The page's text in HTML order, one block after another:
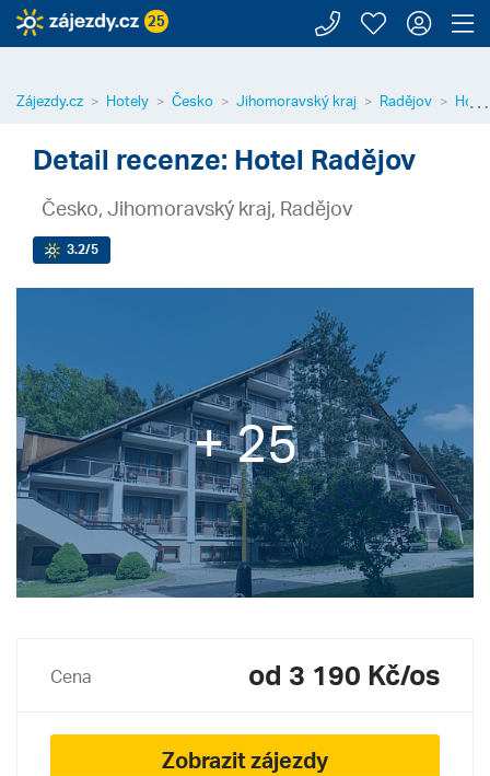
25 Zavolejte
Moje
⋯
Zájezdy.cz Hotely Česko Jihomoravský kraj Radějov
Detail recenze: Hotel Radějov
Česko, Jihomoravský kraj, Radějov
3.2/5
+ 25
Cena od 3 190 Kč/os
Zobrazit zájezdy